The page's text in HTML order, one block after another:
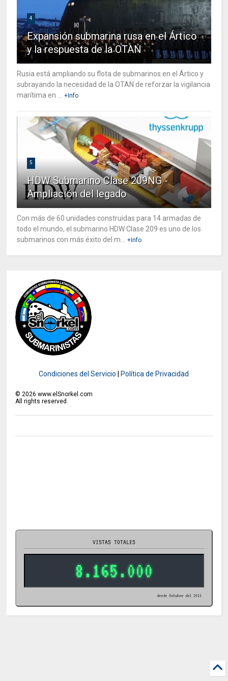
4
Expansión submarina rusa en el Ártico
y la respuesta de la OTAN
Rusia está ampliando su flota de submarinos en el Ártico y
subrayando la necesidad de la OTAN de reforzar la vigilancia
marítima en ...
+Info
5
HDW Submarino Clase 209NG -
Ampliación del legado
Con más de 60 unidades construidas para 14 armadas de
todo el mundo, el submarino HDW Clase 209 es uno de los
submarinos con más éxito del m...
+Info
Condiciones del Servicio Política de Privacidad
© 2026 www.elSnorkel.com
All rights reserved.
VISTAS TOTALES
8.165.000
desde Octubre del 2011